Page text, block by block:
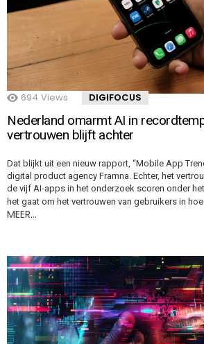
694 Views DIGIFOCUS
Nederland omarmt AI in
vertrouwen blijft achter
Dat blijkt uit een nieuw rapport, “Mobile App
digital product agency Framna. Echter, het
de vijf AI-apps in het onderzoek scoren onder
het gaat om het vertrouwen van gebruikers in hoe
MEER…